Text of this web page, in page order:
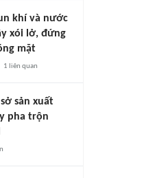
khí và nước
xói lở, đứng
mặt
1 liên quan
sản xuất
pha trộn